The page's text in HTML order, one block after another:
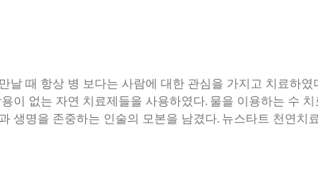
날 때 항상 병 보다는 사람에 대한 관심을 가지고 치료하였
이 없는 자연 치료제들을 사용하였다. 물을 이용하는 수
생명을 존중하는 인술의 모본을 남겼다. 뉴스타트 천연치